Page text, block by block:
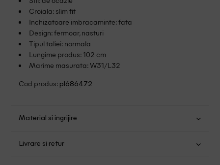
Croiala: slim fit
Inchizatoare imbracaminte: fata
Design: fermoar, nasturi
Tipul taliei: normala
Lungime produs: 102 cm
Marime masurata: W31/L32
Cod produs: pl686472
Material si ingrijire
Livrare si retur